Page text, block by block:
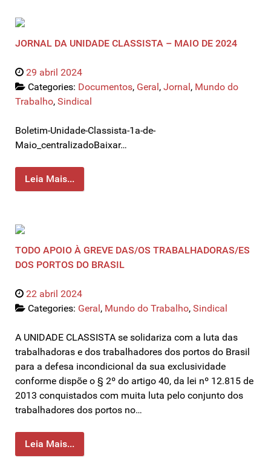
JORNAL DA UNIDADE CLASSISTA – MAIO DE 2024
29 abril 2024
Categories: Documentos, Geral, Jornal, Mundo do
Trabalho, Sindical
Boletim-Unidade-Classista-1a-de-
Maio_centralizadoBaixar…
Leia Mais...
TODO APOIO À GREVE DAS/OS TRABALHADORAS/ES
DOS PORTOS DO BRASIL
22 abril 2024
Categories: Geral, Mundo do Trabalho, Sindical
A UNIDADE CLASSISTA se solidariza com a luta das
trabalhadoras e dos trabalhadores dos portos do Brasil
para a defesa incondicional da sua exclusividade
conforme dispõe o § 2º do artigo 40, da lei nº 12.815 de
2013 conquistados com muita luta pelo conjunto dos
trabalhadores dos portos no…
Leia Mais...